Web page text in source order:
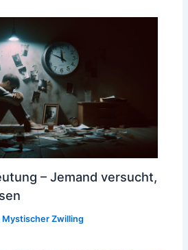
– Jemand versucht,
Mystischer Zwilling